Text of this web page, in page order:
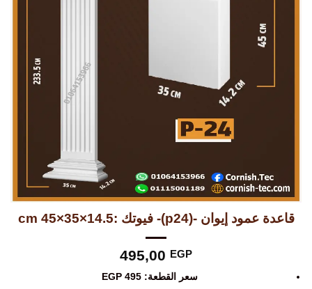
قاعدة عمود إيوان -(p24)- فيوتك :14.5×35×45 cm
495,00 EGP
سعر القطعة: 495 EGP